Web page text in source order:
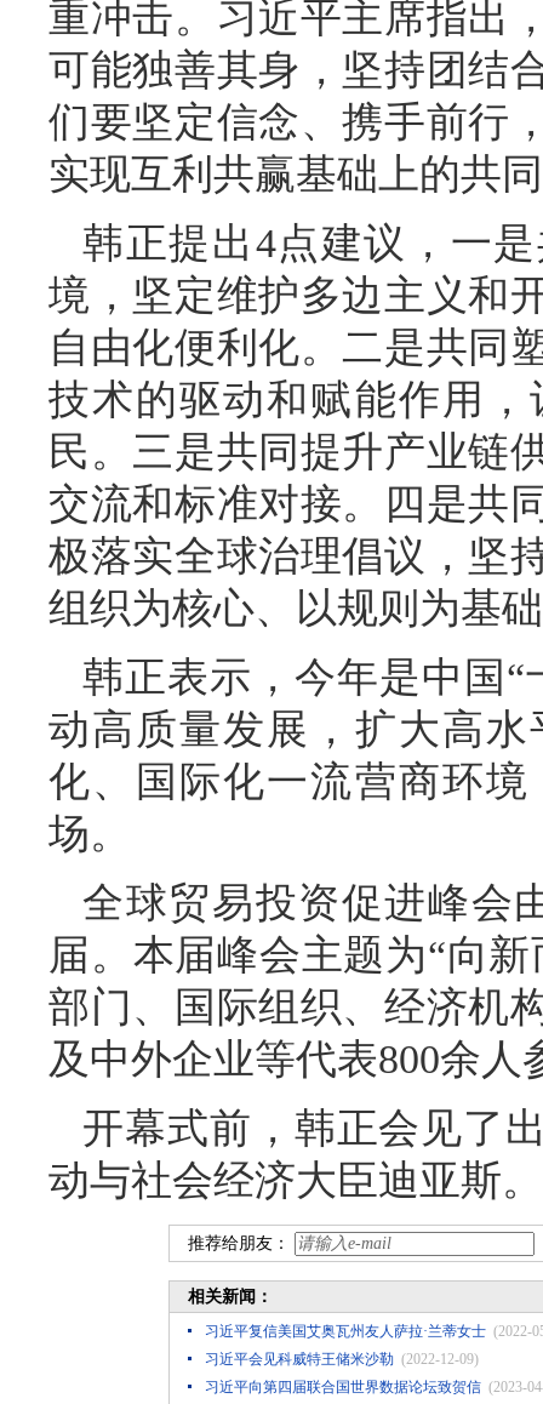
重冲击。习近平主席指出
可能独善其身，坚持团结
们要坚定信念、携手前行
实现互利共赢基础上的共
韩正提出4点建议，一
境，坚定维护多边主义和
自由化便利化。二是共同
技术的驱动和赋能作用
民。三是共同提升产业链
交流和标准对接。四是共
极落实全球治理倡议，坚
组织为核心、以规则为基
韩正表示，今年是中国
动高质量发展，扩大高
化、国际化一流营商环
场。
全球贸易投资促进峰会
届。本届峰会主题为“向
部门、国际组织、经济机
及中外企业等代表800余人
开幕式前，韩正会见了
动与社会经济大臣迪亚斯。
推荐给朋友：
相关新闻：
习近平复信美国艾奥瓦州友人萨拉·兰蒂女士 (2022-
习近平会见科威特王储米沙勒 (2022-12-09)
习近平向第四届联合国世界数据论坛致贺信 (2023-